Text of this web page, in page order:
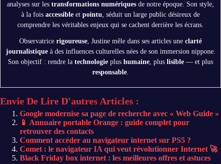
analyses sur les transformations numériques de notre époque. Son style,
à la fois accessible et pointu, séduit un large public désireux de
comprendre les véritables enjeux qui se cachent derrière les écrans.
Observatrice rigoureuse, Justine mêle dans ses articles une clarté
journalistiqueà des influences culturelles nées de son immersion nippone.
Son objectif : rendre la technologie plus humaine, plus lisible — et plus
responsable.
Envie De Lire D'autres Articles :
Google modernise sa page de recherche avec « Web Guide »
📱 Annuaire portable Orange : guide complet pour
retrouver des contacts
Comment accéder au navigateur internet sur PS5 ?
Comet : le navigateur IA qui veut révolutionner Internet 🚀
Black Friday box internet : les meilleures offres et astuces